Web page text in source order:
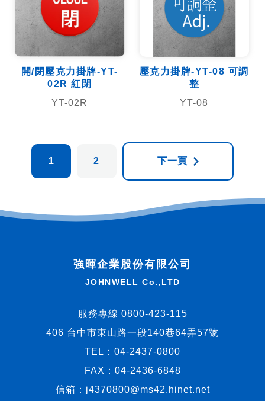
開/閉壓克力掛牌-YT-
02R 紅閉
YT-02R
壓克力掛牌-YT-08 可調
整
YT-08
1 2 下一頁
強暉企業股份有限公司
JOHNWELL Co.,LTD
服務專線 0800-423-115
406 台中市東山路一段140巷64弄57號
TEL： 04-2437-0800
FAX：04-2436-6848
信箱： j4370800@ms42.hinet.net